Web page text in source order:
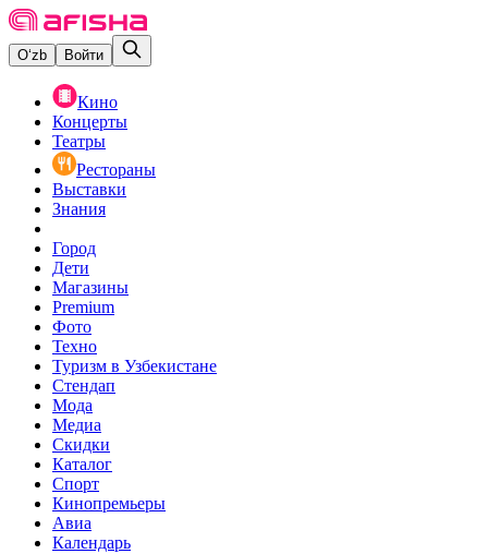
O‘zb Войти
Кино
Концерты
Театры
Рестораны
Выставки
Знания
Город
Дети
Магазины
Premium
Фото
Техно
Туризм в Узбекистане
Стендап
Мода
Медиа
Скидки
Каталог
Спорт
Кинопремьеры
Авиа
Календарь